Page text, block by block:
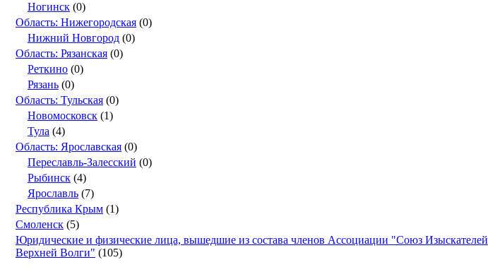
Ногинск (0)
Область: Нижегородская (0)
Нижний Новгород (0)
Область: Рязанская (0)
Реткино (0)
Рязань (0)
Область: Тульская (0)
Новомосковск (1)
Тула (4)
Область: Ярославская (0)
Переславль-Залесский (0)
Рыбинск (4)
Ярославль (7)
Республика Крым (1)
Смоленск (5)
Юридические и физические лица, вышедшие из состава членов Ассоциации "Союз Изыскателей
Верхней Волги" (105)